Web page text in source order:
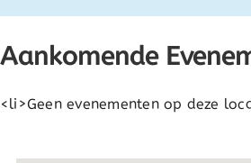
Aankomende
<li>Geen evenementen op deze